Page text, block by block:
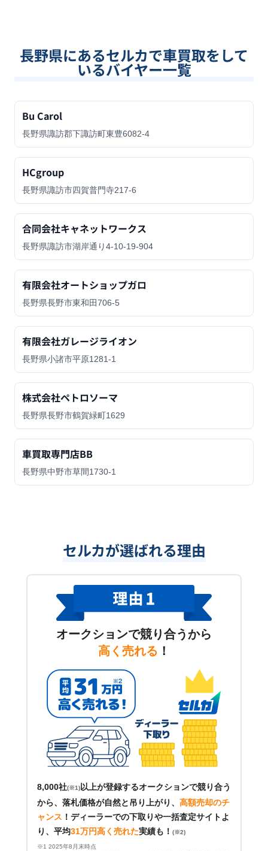
長野県にあるセルカで車買取をして
いるバイヤー一覧
Bu Carol
長野県諏訪郡下諏訪町東豊6082-4
HCgroup
長野県諏訪市四賀普門寺217-6
合同会社キャネットワークス
長野県諏訪市湖岸通り4-10-19-904
有限会社オートショップガロ
長野県長野市東和田706-5
有限会社ガレージライオン
長野県小諸市平原1281-1
株式会社ペトロソーマ
長野県長野市鶴賀緑町1629
車買取専門店BB
長野県中野市草間1730-1
セルカが選ばれる理由
オークションで競り合うから
高く売れる ！
8,000社(※1) 以上が登録するオークションで競り合う
から、落札価格が自然と吊り上がり、 高額売却のチ
ャンス ！ ディーラーでの下取りや一括査定サイトよ
り、平均31万円高く売れた実績も！ (※2)
※1 2025年8月末時点